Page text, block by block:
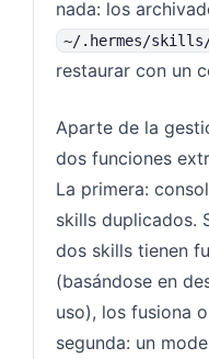
nada: los
~/.hermes/
restaurar con un
Aparte de la
dos funciones
La primera:
skills duplicados.
dos skills tienen
(basándose en
uso), los fusiona
segunda: un